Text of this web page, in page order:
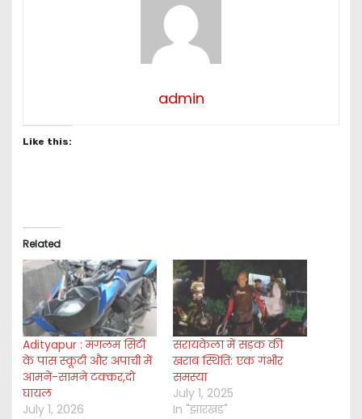
admin
Like this:
Related
Adityapur : मंगलम सिटी
के पास स्कूटी और अपाची में
आमने-सामने टक्कर,दो
घायल
July 1, 2026
सरायकेला में सड़क की
खराब स्थिति: एक गंभीर
समस्या
July 1, 2025
In "झारखंड"